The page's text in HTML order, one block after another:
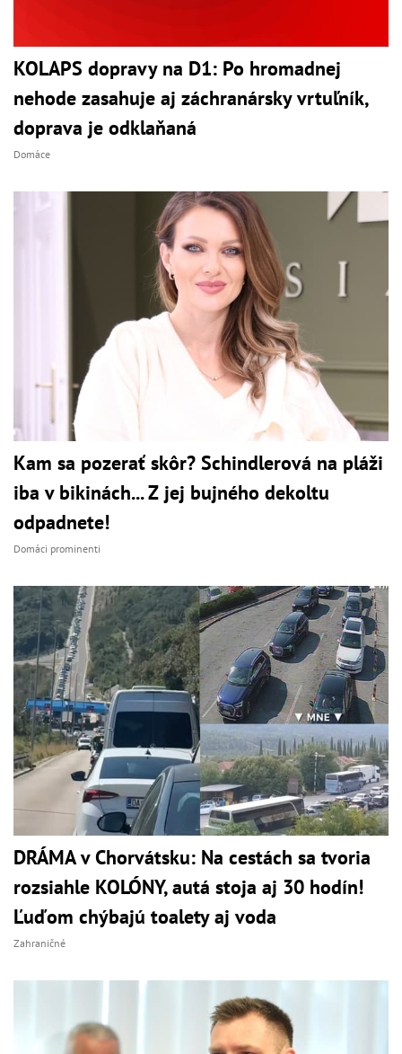
KOLAPS dopravy na D1: Po hromadnej
nehode zasahuje aj záchranársky vrtuľník,
doprava je odklaňaná
Domáce
Kam sa pozerať skôr? Schindlerová na pláži
iba v bikinách... Z jej bujného dekoltu
odpadnete!
Domáci prominenti
DRÁMA v Chorvátsku: Na cestách sa tvoria
rozsiahle KOLÓNY, autá stoja aj 30 hodín!
Ľuďom chýbajú toalety aj voda
Zahraničné